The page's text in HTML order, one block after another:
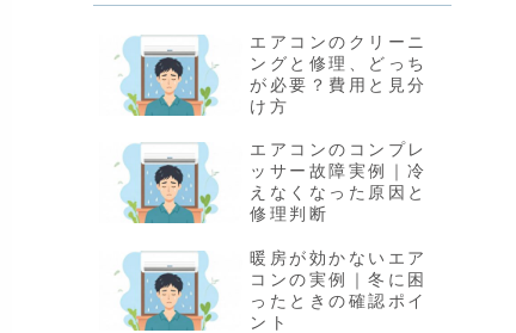
エアコンのクリーニ
ングと修理、どっち
が必要？費用と見分
け方
エアコンのコンプレ
ッサー故障実例｜冷
えなくなった原因と
修理判断
暖房が効かないエア
コンの実例｜冬に困
ったときの確認ポイ
ント